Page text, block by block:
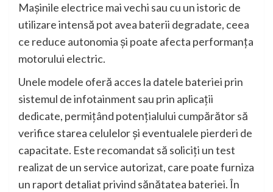
Mașinile electrice mai vechi sau cu un istoric de
utilizare intensă pot avea baterii degradate, ceea
ce reduce autonomia și poate afecta performanța
motorului electric.
Unele modele oferă acces la datele bateriei prin
sistemul de infotainment sau prin aplicații
dedicate, permițând potențialului cumpărător să
verifice starea celulelor și eventualele pierderi de
capacitate. Este recomandat să soliciți un test
realizat de un service autorizat, care poate furniza
un raport detaliat privind sănătatea bateriei. În